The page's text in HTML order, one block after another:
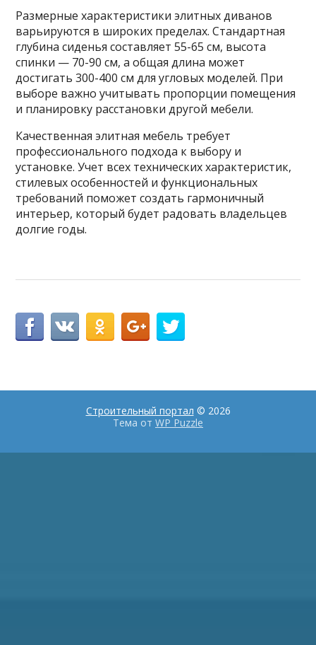
Размерные характеристики элитных диванов
варьируются в широких пределах. Стандартная
глубина сиденья составляет 55-65 см, высота
спинки — 70-90 см, а общая длина может
достигать 300-400 см для угловых моделей. При
выборе важно учитывать пропорции помещения
и планировку расстановки другой мебели.
Качественная элитная мебель требует
профессионального подхода к выбору и
установке. Учет всех технических характеристик,
стилевых особенностей и функциональных
требований поможет создать гармоничный
интерьер, который будет радовать владельцев
долгие годы.
Строительный портал © 2026
Тема от WP Puzzle